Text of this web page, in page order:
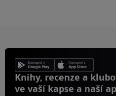
Knihy, recenze a
ve vaší kapse a naší